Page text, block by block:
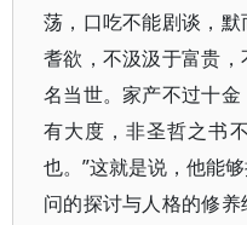
荡，口吃不能剧谈，
耆欲，不汲汲于富贵
名当世。家产不过十
有大度，非圣哲之书
也。”这就是说，他能
问的探讨与人格的修